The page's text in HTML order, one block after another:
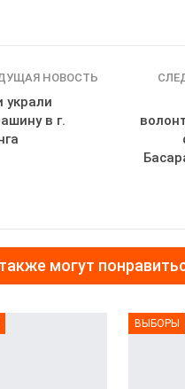
НОВОСТЬ
украли
в г.
могут
ВЫБОРЫ